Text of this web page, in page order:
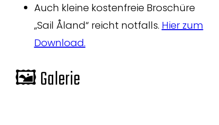
Auch kleine kostenfreie Broschüre
„Sail Åland“ reicht notfalls. Hier zum
Download.
🖼️ Galerie